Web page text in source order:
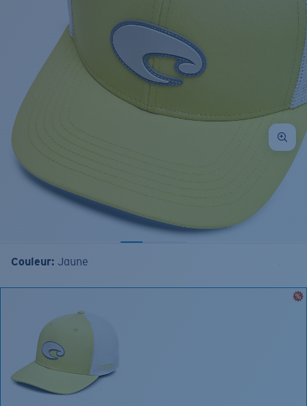
Couleur: Jaune